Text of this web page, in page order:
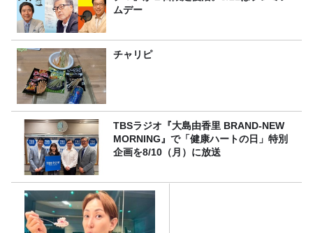
ムデー
チャリピ
TBSラジオ『大島由香里 BRAND-NEW
MORNING』で「健康ハートの日」特別
企画を8/10（月）に放送